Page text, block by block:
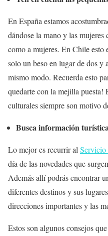
En España estamos
dándose la mano y las mujeres
como a mujeres. En Chile esto
solo un beso en lugar de dos y
mismo modo. Recuerda esto
quedarte con la mejilla puesta!
culturales siempre son motivo
Busca información
Lo mejor es recurrir alServicio
día de las novedades que
Además allí podrás encontrar
diferentes destinos y sus
direcciones importantes y las
Estos son algunos consejos